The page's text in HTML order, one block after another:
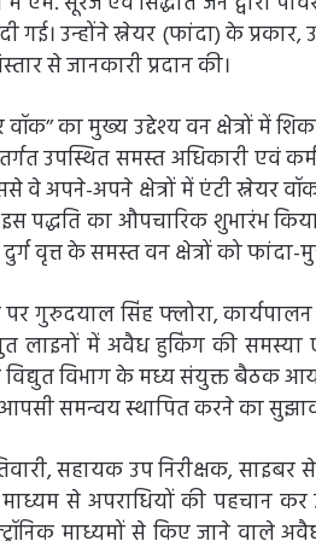
गई। उन्होंने स्नेयर (फांदा) के
से जानकारी प्रदान की।
वॉक’’ का मुख्य उद्देश्य वन क्षेत्रों में
उपस्थित समस्त अधिकारी एवं
वे अपने-अपने क्षेत्रों में एंटी स्नेयर
पद्धति का औपचारिक शुभारंभ
वृत्त के समस्त वन क्षेत्रों को
गुरुदयाल सिंह फ्लोरा, कार्यपालन
लाइनों में अवैध हुकिंग की समस्या
विद्युत विभाग के मध्य संयुक्त बैठक
समन्वय स्थापित करने का सुझाव
सहायक उप निरीक्षक, साइबर
माध्यम से अपराधियों की पहचान कर